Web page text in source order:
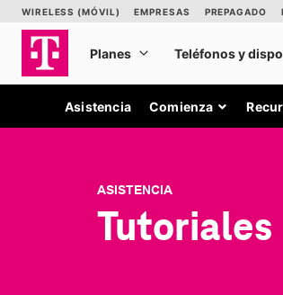
Asistencia Comienza
ASISTENCIA
Tutoriales